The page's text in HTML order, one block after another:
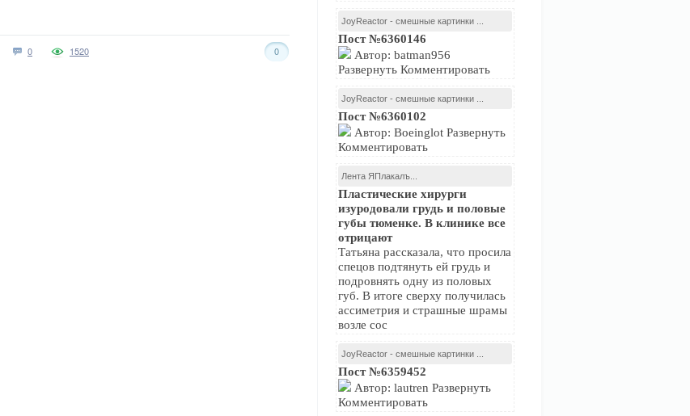
JoyReactor - смешные картинки ...
Пост №6360146
Автор: batman956
Развернуть Комментировать
JoyReactor - смешные картинки ...
Пост №6360102
Автор: Boeinglot Развернуть
Комментировать
Лента ЯПлакалъ...
Пластические хирурги
изуродовали грудь и половые
губы тюменке. В клинике все
отрицают
Татьяна рассказала, что просила
спецов подтянуть ей грудь и
подровнять одну из половых
губ. В итоге сверху получилась
ассиметрия и страшные шрамы
возле сос
JoyReactor - смешные картинки ...
Пост №6359452
Автор: lautren Развернуть
Комментировать
0 0
1520